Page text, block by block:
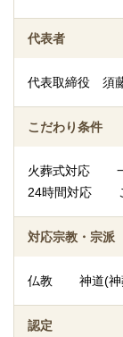
代表者
代表取締役 須
こだわり条件
火葬式対応
24時間対応
対応宗教・宗派
仏教 神道(
認定